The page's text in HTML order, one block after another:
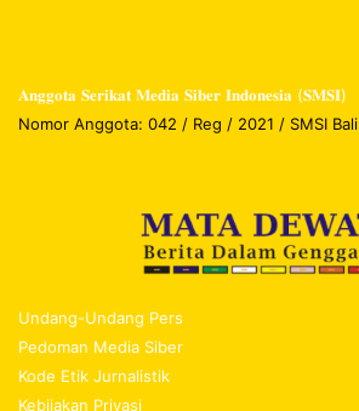
𝐀𝐧𝐠𝐠𝐨𝐭𝐚 𝐒𝐞𝐫𝐢𝐤𝐚𝐭 𝐌𝐞𝐝𝐢𝐚 𝐒𝐢𝐛𝐞𝐫 𝐈𝐧𝐝𝐨𝐧𝐞𝐬𝐢𝐚 (𝐒𝐌𝐒𝐈)
Nomor Anggota: 042 / Reg / 2021 / SMSI Bali
Undang-Undang Pers
Pedoman Media Siber
Kode Etik Jurnalistik
Kebijakan Privasi